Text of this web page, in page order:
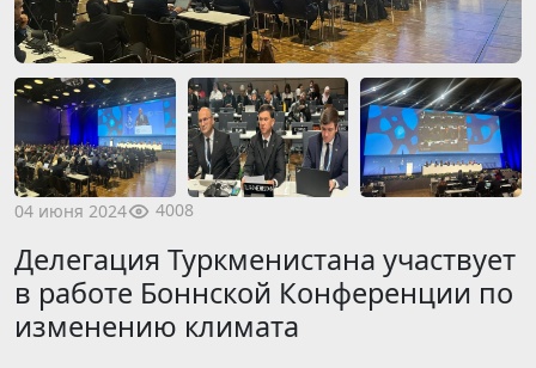
04 июня 2024 4008
Делегация Туркменистана участвует
в работе Боннской Конференции по
изменению климата